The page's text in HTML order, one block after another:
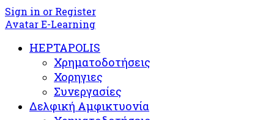
Sign in or Register
Avatar E-Learning
HEPTAPOLIS
Χρηματοδοτήσεις
Χορηγιες
Συνεργασίες
Δελφική Αμφικτυονία